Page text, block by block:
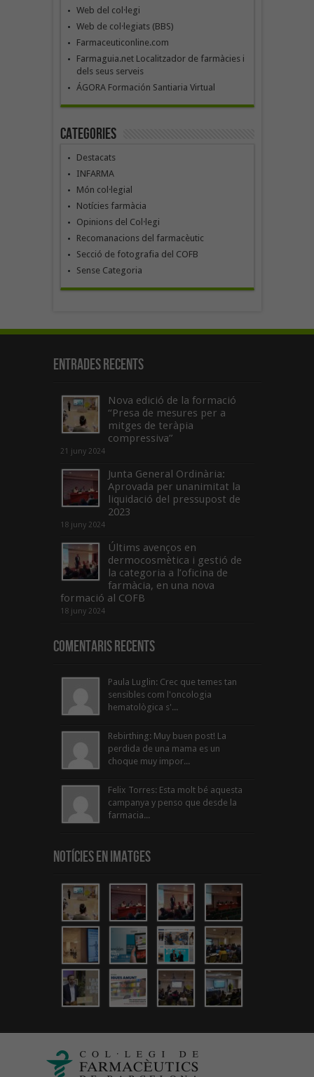
Web del col·legi
Web de col·legiats (BBS)
Farmaceuticonline.com
Farmaguia.net Localitzador de farmàcies i
dels seus serveis
ÁGORA Formación Santiaria Virtual
Categories
Destacats
INFARMA
Món col·legial
Notícies farmàcia
Opinions del Col·legi
Recomanacions del farmacèutic
Secció de fotografia del COFB
Sense Categoria
Entrades recents
Nova edició de la formació
“Presa de mesures per a
mitges de teràpia
compressiva”
21 juny 2024
Junta General Ordinària:
Aprovada per unanimitat la
liquidació del pressupost de
2023
18 juny 2024
Últims avenços en
dermocosmètica i gestió de
la categoria a l’oficina de
farmàcia, en una nova
formació al COFB
18 juny 2024
Comentaris Recents
Paula Luglin: Crec que temes tan
sensibles com l'oncologia
hematològica s'...
Rebirthing: Muy buen post! La
perdida de una mama es un
choque muy impor...
Felix Torres: Esta molt bé aquesta
campanya y penso que desde la
farmacia...
Notícies en Imatges